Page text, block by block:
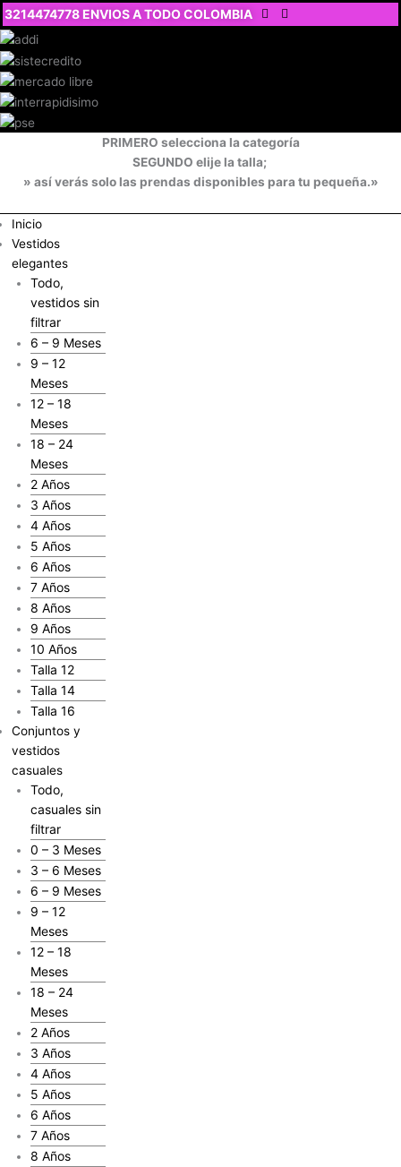
Ir
al
contenido
3214474778 ENVIOS A TODO COLOMBIA
PRIMERO selecciona la categoría
SEGUNDO elije la talla;
» así verás solo las prendas disponibles para tu pequeña.»
Inicio
Vestidos
elegantes
Todo,
vestidos sin
filtrar
6 – 9 Meses
9 – 12
Meses
12 – 18
Meses
18 – 24
Meses
2 Años
3 Años
4 Años
5 Años
6 Años
7 Años
8 Años
9 Años
10 Años
Talla 12
Talla 14
Talla 16
Conjuntos y
vestidos
casuales
Todo,
casuales sin
filtrar
0 – 3 Meses
3 – 6 Meses
6 – 9 Meses
9 – 12
Meses
12 – 18
Meses
18 – 24
Meses
2 Años
3 Años
4 Años
5 Años
6 Años
7 Años
8 Años